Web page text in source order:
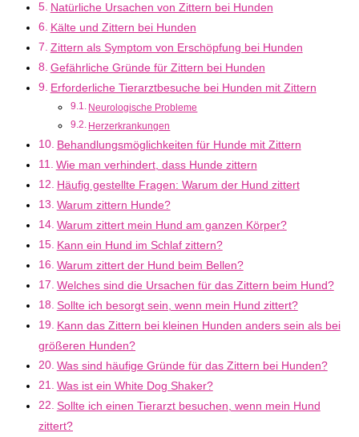
Natürliche Ursachen von Zittern bei Hunden
Kälte und Zittern bei Hunden
Zittern als Symptom von Erschöpfung bei Hunden
Gefährliche Gründe für Zittern bei Hunden
Erforderliche Tierarztbesuche bei Hunden mit Zittern
Neurologische Probleme
Herzerkrankungen
Behandlungsmöglichkeiten für Hunde mit Zittern
Wie man verhindert, dass Hunde zittern
Häufig gestellte Fragen: Warum der Hund zittert
Warum zittern Hunde?
Warum zittert mein Hund am ganzen Körper?
Kann ein Hund im Schlaf zittern?
Warum zittert der Hund beim Bellen?
Welches sind die Ursachen für das Zittern beim Hund?
Sollte ich besorgt sein, wenn mein Hund zittert?
Kann das Zittern bei kleinen Hunden anders sein als bei
größeren Hunden?
Was sind häufige Gründe für das Zittern bei Hunden?
Was ist ein White Dog Shaker?
Sollte ich einen Tierarzt besuchen, wenn mein Hund
zittert?